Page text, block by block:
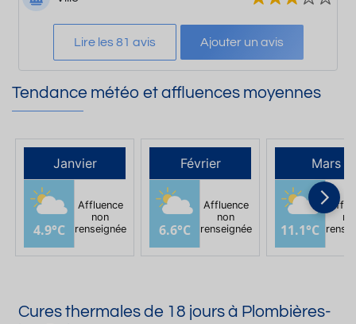
Lire les 81 avis Ajouter un avis
Tendance météo et affluences moyennes
Janvier
4.9°C
Affluence
non
renseignée
Février
6.6°C
Affluence
non
renseignée
Mars
11.1°C
Cures thermales de 18 jours à Plombières-